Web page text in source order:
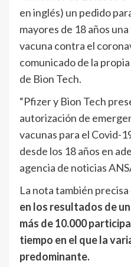
en inglés) un pedido
mayores de 18 años
vacuna contra el
comunicado de la
de Bion Tech.
“Pfizer y Bion Tech
autorización de
vacunas para el Covid-
desde los 18 años en
agencia de noticias
La nota también precisa
en los resultados de
más de 10.000
tiempo en el que la
predominante.